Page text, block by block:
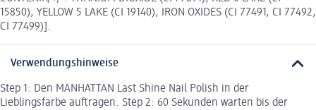
15850), YELLOW 5 LAKE (CI 19140), IRON OXIDES (CI 77491, CI 77492,
CI 77499)].
Verwendungshinweise
Step 1: Den MANHATTAN Last Shine Nail Polish in der
Lieblingsfarbe auftragen. Step 2: 60 Sekunden warten bis der